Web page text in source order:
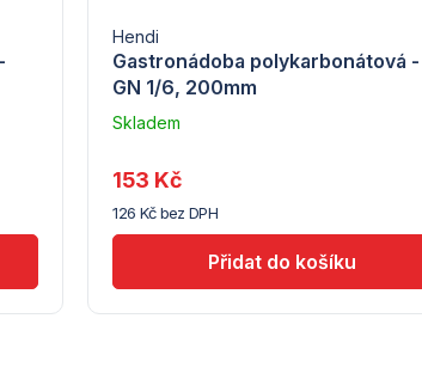
Gastronádoba polykarbonátová -
GN 1/6, 200mm
Hendi
Skladem
dodavatele
(7) -
Hendi
126 Kč bez DPH
153 Kč